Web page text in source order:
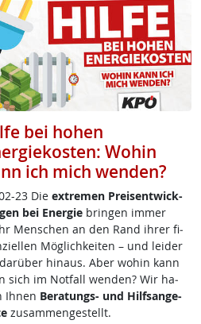
bei hohen
Wohin
ich mich wenden?
23 Die ex­t­re­men Preis­ent­wick­
bei En­er­giebrin­gen im­mer
Men­schen an den Rand ih­rer fi­
Mög­lich­kei­ten – und lei­der
hin­aus. Aber wo­hin kann
sich im Not­fall wen­den? Wir ha­
Ih­nen Be­ra­tungs- und Hilf­s­an­ge­
zu­sam­men­ge­s­tellt.